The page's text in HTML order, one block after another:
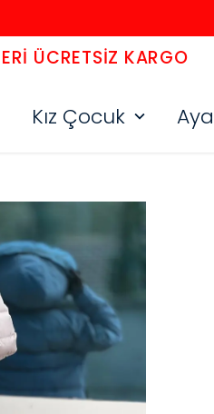
ÜCRETSIZ KARGO
Kız Çocuk